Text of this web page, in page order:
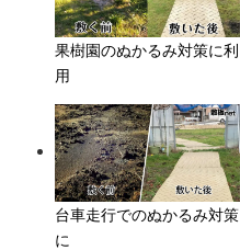
果樹園のぬかるみ対策に利
用
台車走行でのぬかるみ対策
に